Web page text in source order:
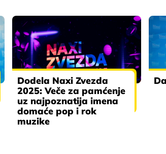
Dodela Naxi Zvezda
2025: Veče za pamćenje
uz najpoznatija imena
domaće pop i rok
muzike